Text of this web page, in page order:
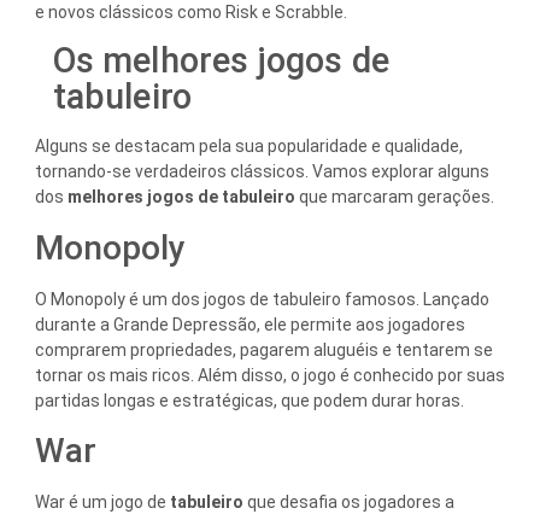
e novos clássicos como Risk e Scrabble.
Os melhores jogos de
tabuleiro
Alguns se destacam pela sua popularidade e qualidade,
tornando-se verdadeiros clássicos. Vamos explorar alguns
dos melhores jogos de tabuleiro que marcaram gerações.
Monopoly
O Monopoly é um dos jogos de tabuleiro famosos. Lançado
durante a Grande Depressão, ele permite aos jogadores
comprarem propriedades, pagarem aluguéis e tentarem se
tornar os mais ricos. Além disso, o jogo é conhecido por suas
partidas longas e estratégicas, que podem durar horas.
War
War é um jogo de tabuleiro que desafia os jogadores a